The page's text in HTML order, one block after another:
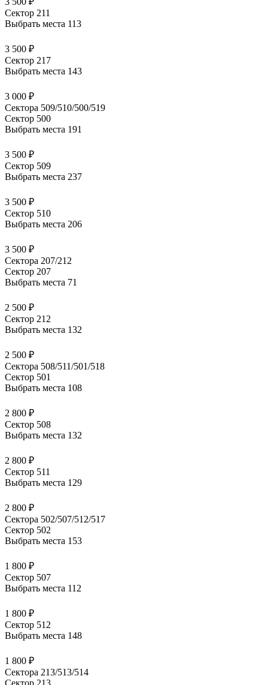
Сектор 211
Выбрать места 113
3 500 ₽
Сектор 217
Выбрать места 143
3 000 ₽
Сектора 509/510/500/519
Сектор 500
Выбрать места 191
3 500 ₽
Сектор 509
Выбрать места 237
3 500 ₽
Сектор 510
Выбрать места 206
3 500 ₽
Сектора 207/212
Сектор 207
Выбрать места 71
2 500 ₽
Сектор 212
Выбрать места 132
2 500 ₽
Сектора 508/511/501/518
Сектор 501
Выбрать места 108
2 800 ₽
Сектор 508
Выбрать места 132
2 800 ₽
Сектор 511
Выбрать места 129
2 800 ₽
Сектора 502/507/512/517
Сектор 502
Выбрать места 153
1 800 ₽
Сектор 507
Выбрать места 112
1 800 ₽
Сектор 512
Выбрать места 148
1 800 ₽
Сектора 213/513/514